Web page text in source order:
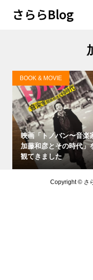
さららBlog
映画「トノバン〜音楽
加藤和彦とその時代」
観てきました
BOOK & MOVIE
Copyright ©さ